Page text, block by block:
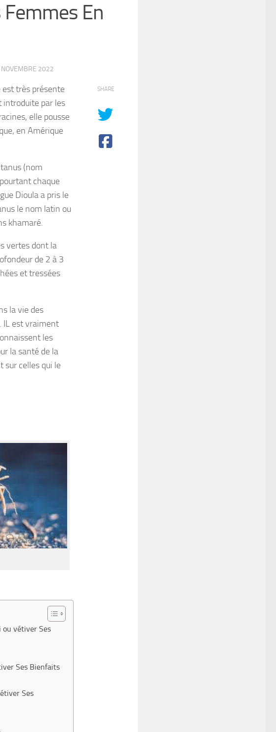
En
2022
est très présente
introduite par les
elle pousse
en Amérique
(nom
chaque
Dioula a pris le
le nom latin ou
khamaré.
vertes dont la
de 2 à 3
et tressées
la vie des
IL est vraiment
les
la santé de la
sur celles qui le
ou vétiver Ses
Ses Bienfaits
Ses
SHARE